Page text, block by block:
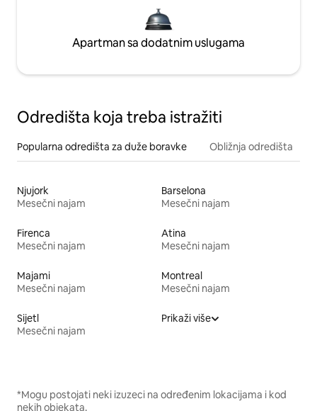
Apartman sa dodatnim uslugama
Odredišta koja treba istražiti
Popularna odredišta za duže boravke Obližnja odredišta
Njujork
Mesečni najam
Barselona
Mesečni najam
Firenca
Mesečni najam
Atina
Mesečni najam
Majami
Mesečni najam
Montreal
Mesečni najam
Sijetl
Mesečni najam
Prikaži više
*Mogu postojati neki izuzeci na određenim lokacijama i kod
nekih objekata.